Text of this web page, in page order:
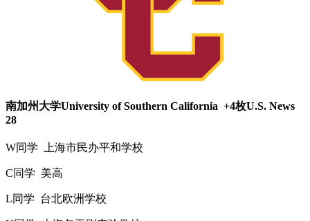
南加州大学University of Southern California +4枚U.S. News
28
W同学 上海市民办平和学校
C同学 美高
L同学 台北欧洲学校